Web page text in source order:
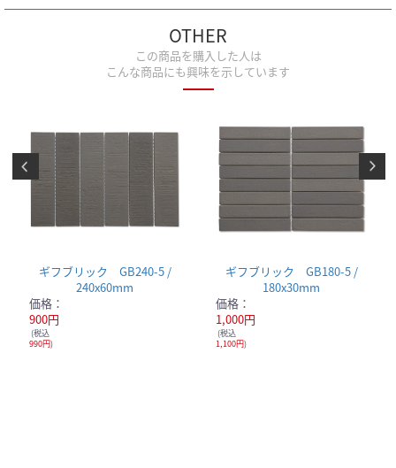
OTHER
この商品を購入した人は
こんな商品にも興味を示しています
ギフブリック GB240-5 /
240x60mm
価格：
900円
(税込
990円)
ギフブリック GB180-5 /
180x30mm
価格：
1,000円
(税込
1,100円)